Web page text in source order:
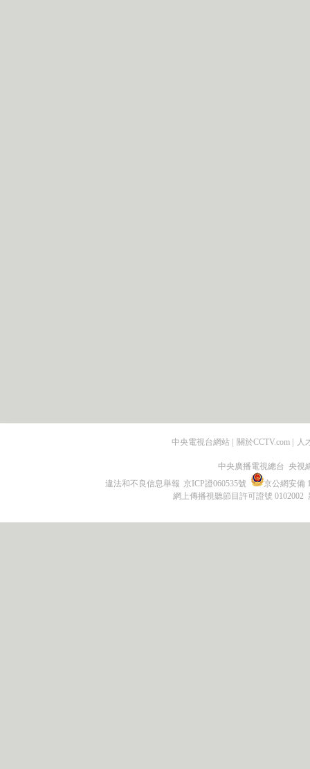
中央電視台網站 | 關於CCTV.com | 人
中央廣播電視總台 央視
違法和不良信息舉報 京ICP證060535號
京公網安備
網上傳播視聽節目許可證號 0102002